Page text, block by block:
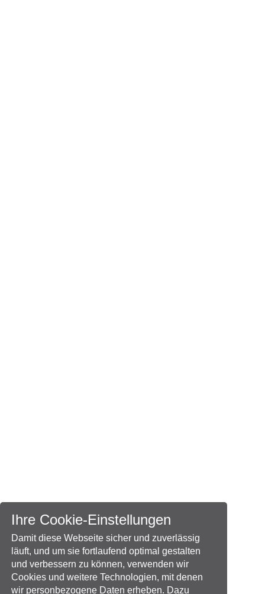
Ihre Cookie-Einstellungen
Damit diese Webseite sicher und zuverlässig
läuft, und um sie fortlaufend optimal gestalten
und verbessern zu können, verwenden wir
Cookies und weitere Technologien, mit denen
wir personbezogene Daten erheben. Dazu